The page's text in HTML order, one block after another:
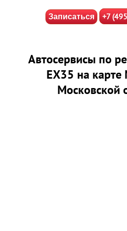
Записаться +7
Автосервисы по
EX35 на
Московской